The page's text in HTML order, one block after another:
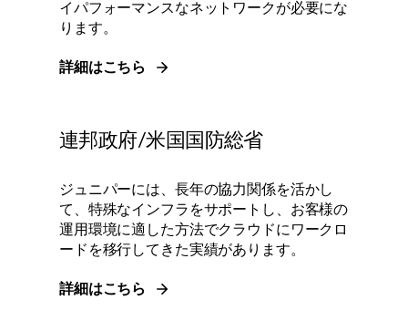
イパフォーマンスなネットワークが必要にな
ります。
詳細はこちら
連邦政府/米国国防総省
ジュニパーには、長年の協力関係を活かし
て、特殊なインフラをサポートし、お客様の
運用環境に適した方法でクラウドにワークロ
ードを移行してきた実績があります。
詳細はこちら